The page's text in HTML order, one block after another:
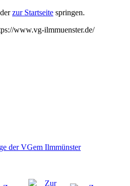
zur Startseite springen.
www.vg-ilmmuenster.de/